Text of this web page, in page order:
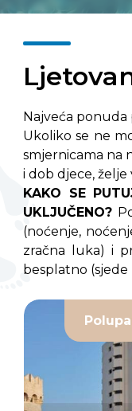
Najveća
Ukoliko se ne
smjernicama na
i dob djece, želje
KAKO SE
UKLJUČENO?
(noćenje,
zračna luka) i
besplatno